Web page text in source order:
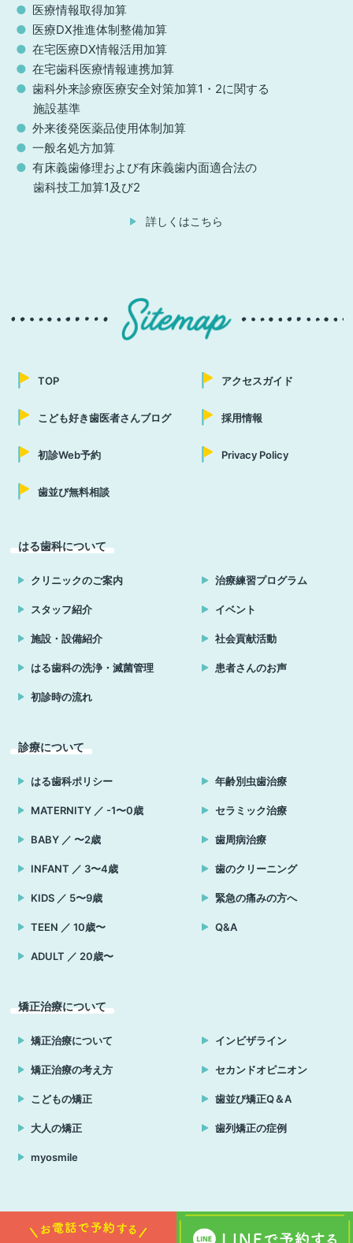
医療情報取得加算
医療DX推進体制整備加算
在宅医療DX情報活用加算
在宅歯科医療情報連携加算
歯科外来診療医療安全対策加算1・2に関する
施設基準
外来後発医薬品使用体制加算
一般名処方加算
有床義歯修理および有床義歯内面適合法の
歯科技工加算1及び2
詳しくはこちら
TOP
こども好き歯医者さんブログ
初診Web予約
歯並び無料相談
アクセスガイド
採用情報
Privacy Policy
はる歯科について
クリニックのご案内
スタッフ紹介
施設・設備紹介
はる歯科の洗浄・滅菌管理
初診時の流れ
治療練習プログラム
イベント
社会貢献活動
患者さんのお声
診療について
はる歯科ポリシー
MATERNITY ／ -1〜0歳
BABY ／ 〜2歳
INFANT ／ 3〜4歳
KIDS ／ 5〜9歳
TEEN ／ 10歳〜
ADULT ／ 20歳〜
年齢別虫歯治療
セラミック治療
歯周病治療
歯のクリーニング
緊急の痛みの方へ
Q&A
矯正治療について
矯正治療について
矯正治療の考え方
こどもの矯正
大人の矯正
myosmile
インビザライン
セカンドオピニオン
歯並び矯正Q＆A
歯列矯正の症例
Copyright © はる小児歯科・矯正歯科クリニック 横須賀 all rights reserved.